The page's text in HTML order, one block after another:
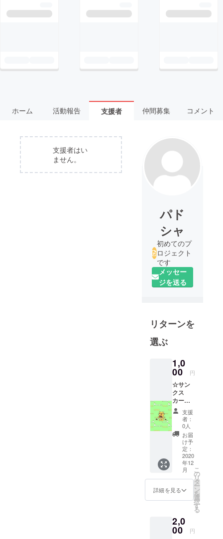
ホーム 活動報告 支援者 仲間募集 コメント
支援者はい
ません。
パド
シャ
初めてのプ
ロジェクト
です
メッセー
ジを送る
リターンを
選ぶ
1,0
00 円
☆サン
クス
カード
送付
（ネコ
の写真
付き葉
書）
オープ
ニング
イヤー
Ⅰ年間
ご来店
時初回
提供。
来られ
にはネ
コマー
クつき
支援
者：
0人
お届
け予
定：
2020
年12
月
詳細を見る
こ
の
リ
タ
ー
ン
を
選
択
す
る
2,0
00 円